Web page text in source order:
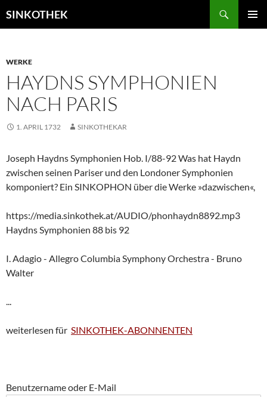
Inhalt
SINKOTHEK
WERKE
HAYDNS SYMPHONIEN
NACH PARIS
1. APRIL 1732 SINKOTHEKAR
Joseph Haydns Symphonien Hob. I/88-92 Was hat Haydn
zwischen seinen Pariser und den Londoner Symphonien
komponiert? Ein SINKOPHON über die Werke »dazwischen«,
https://media.sinkothek.at/AUDIO/phonhaydn8892.mp3
Haydns Symphonien 88 bis 92
I. Adagio - Allegro Columbia Symphony Orchestra - Bruno
Walter
...
weiterlesen für SINKOTHEK-ABONNENTEN
Benutzername oder E-Mail